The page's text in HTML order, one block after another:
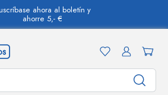
ahora al boletín y
ahorre 5,- €